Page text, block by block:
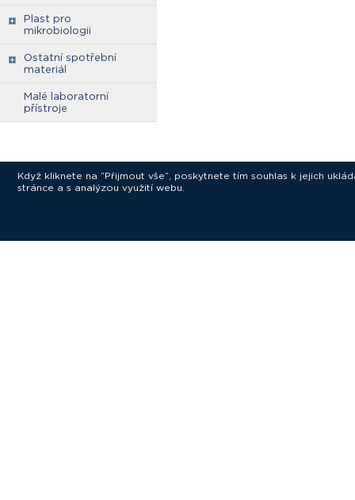
Plast pro
mikrobiologii
Ostatní spotřební
materiál
Malé laboratorní
přístroje
Když kliknete na “Přijmout vše”, poskytnete tím souhlas k jejich
stránce a s analýzou využití webu.